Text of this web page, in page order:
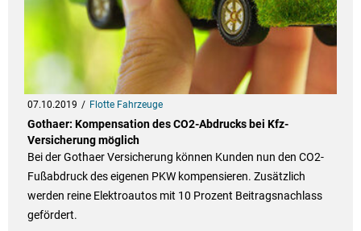
07.10.2019 Flotte Fahrzeuge
Gothaer: Kompensation des CO2-Abdrucks bei Kfz-
Versicherung möglich
Bei der Gothaer Versicherung können Kunden nun den CO2-
Fußabdruck des eigenen PKW kompensieren. Zusätzlich
werden reine Elektroautos mit 10 Prozent Beitragsnachlass
gefördert.